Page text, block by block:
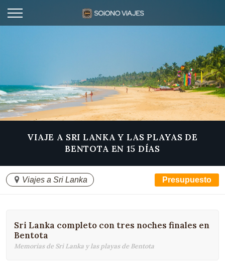
VIAJE A SRI LANKA Y LAS PLAYAS DE
BENTOTA EN 15 DÍAS
Viajes a Sri Lanka Presupuesto
Sri Lanka completo con tres noches finales en
Bentota
Memorias de Sri Lanka y las playas de Bentota